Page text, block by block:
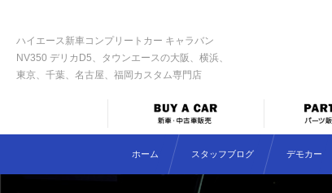
ハイエース新車コンプリートカー キャラバン
NV350 デリカD5、タウンエースの大阪、横浜、
東京、千葉、名古屋、福岡カスタム専門店
ホーム スタッフブログ デモカー